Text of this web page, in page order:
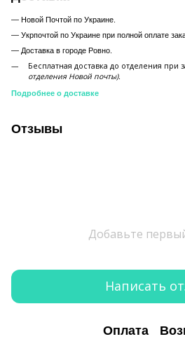
— Новой Почтой по Украине.
— Укрпочтой по Украине при полной оплате
— Доставка в городе Ровно.
Бесплатная доставка до отделения при
отделения Новой почты).
Подробнее о доставке
Отзывы
Добавьте
Написать
Оплата